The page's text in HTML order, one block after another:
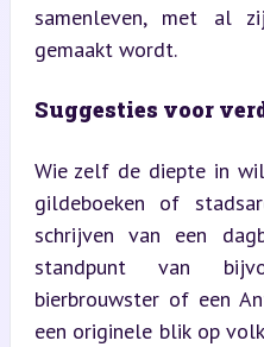
samenleven, met al
gemaakt wordt.
Suggesties voor
Wie zelf de diepte in
gildeboeken of
schrijven van een
standpunt van
bierbrouwster of een
een originele blik op